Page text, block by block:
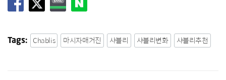
Tags: Chablis 마시자매거진 샤블리 샤블리변화 샤블리추천